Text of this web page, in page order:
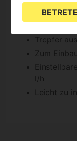
Merkmale
NR 0-70l/h:
Tropfer
Zum
l/h
Leicht zu